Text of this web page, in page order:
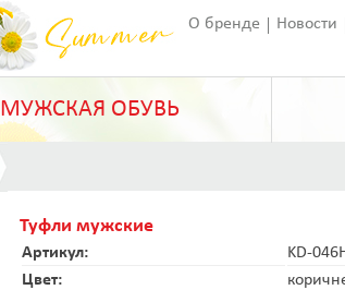
О бренде Новости
МУЖСКАЯ ОБУВЬ
Туфли мужские
Артикул:
KD-
Цвет: